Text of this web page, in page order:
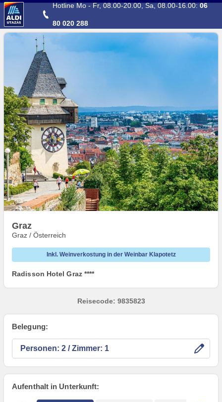
Direkt zum HauptinhaltHotline Mo - Fr, 08.00-20.00, Sa, 08.00-16.00:06
80 020 288
Graz
Graz / Österreich
Inkl. Weinverkostung in der Weinbar Klapotetz
Radisson Hotel Graz ****
Reisecode: 9835823
Belegung:
Personen: / Zimmer:
Aufenthalt in Unterkunft: